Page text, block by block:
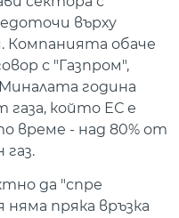
върху
Компанията обаче
с "Газпром",
година
газа, който ЕС е
време - над 80% от
газ.
да "спре
пряка връзка